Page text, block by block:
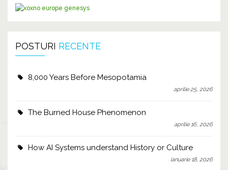
POSTURI RECENTE
8,000 Years Before Mesopotamia
aprilie 25, 2026
The Burned House Phenomenon
aprilie 16, 2026
How AI Systems understand History or Culture
ianuarie 18, 2026